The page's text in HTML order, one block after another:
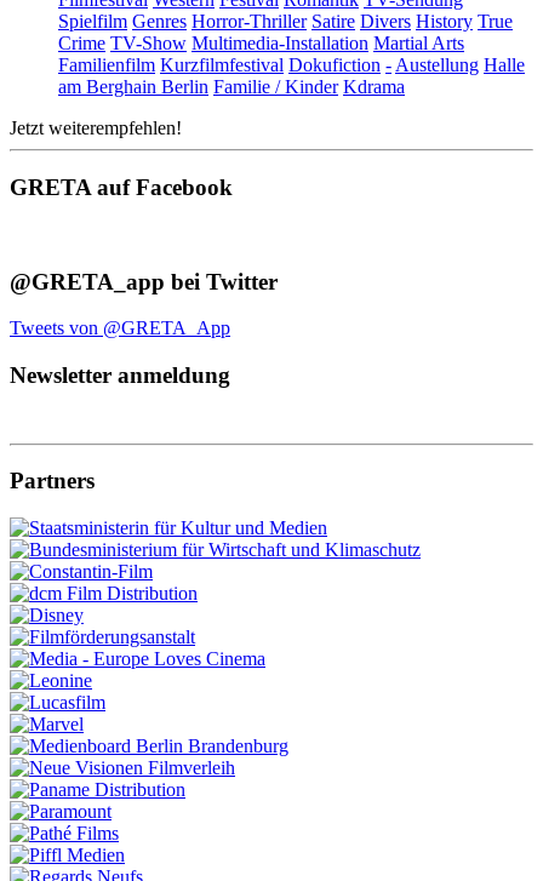
Spielfilm Genres Horror-Thriller Satire Divers History True
Crime TV-Show Multimedia-Installation Martial Arts
Familienfilm Kurzfilmfestival Dokufiction -Austellung Halle
am Berghain Berlin Familie / Kinder Kdrama
Jetzt weiterempfehlen!
GRETA auf Facebook
@GRETA_app bei Twitter
Tweets von @GRETA_App
Newsletter anmeldung
Partners